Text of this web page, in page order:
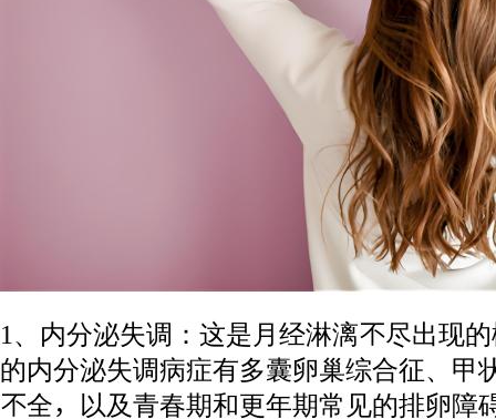
1、内分泌失调：这是月经淋漓不尽出现
的内分泌失调病症有多囊卵巢综合征、甲
不全，以及青春期和更年期常见的排卵障